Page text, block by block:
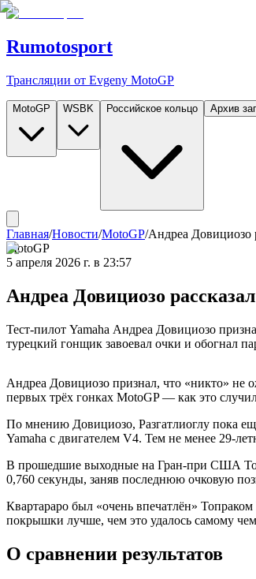
Rumotosport
Трансляции от Evgeny MotoGP
MotoGP WSBK Российское кольцо Архив
Главная/Новости/MotoGP/Андреа Довициозо
MotoGP
5 апреля 2026 г. в 23:57
Андреа Довициозо
Тест-пилот Yamaha Андреа Довициозо
турецкий гонщик завоевал очки и обогнал
Андреа Довициозо признал, что «никто» не
первых трёх гонках MotoGP — как это
По мнению Довициозо, Разгатлиоглу пока
Yamaha с двигателем V4. Тем не менее 29-
В прошедшие выходные на Гран-при США
0,760 секунды, заняв последнюю очковую
Квартараро был «очень впечатлён»
покрышки лучше, чем это удалось самому
О сравнении результатов